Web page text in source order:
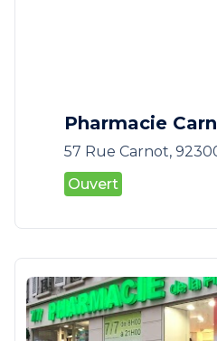
Pharmacie
57 Rue Carnot,
Ouvert